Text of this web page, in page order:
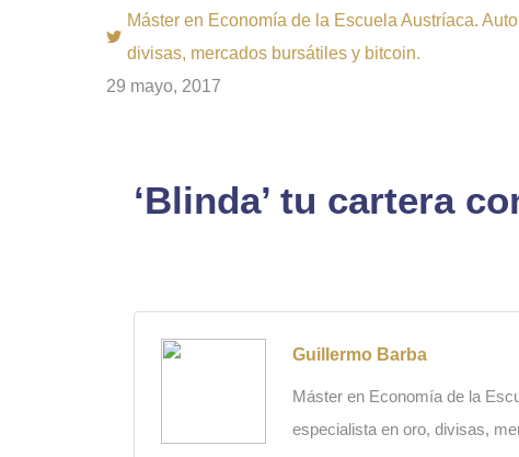
Máster en Economía de la Escuela Austríaca.
divisas, mercados bursátiles y bitcoin.
29 mayo, 2017
‘Blinda’ tu cartera
Guillermo Barba
Máster en Economía de la
especialista en oro, divisas,